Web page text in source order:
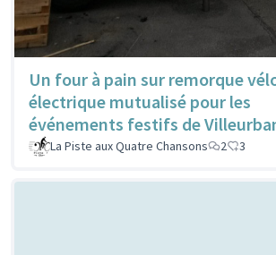
Un four à pain sur remorque
électrique mutualisé pour les
événements festifs de
La Piste aux Quatre Chansons 2 3